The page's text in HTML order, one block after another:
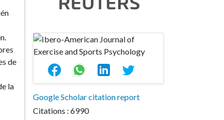
de
la
Google Scholar citation report
Citations : 6990